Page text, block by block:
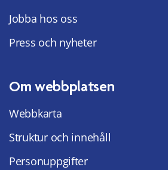
Jobba hos oss
Press och nyheter
Om webbplatsen
Webbkarta
Struktur och innehåll
Personuppgifter